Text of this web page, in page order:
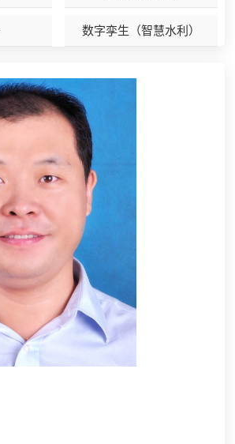
数字孪生（智慧水利）